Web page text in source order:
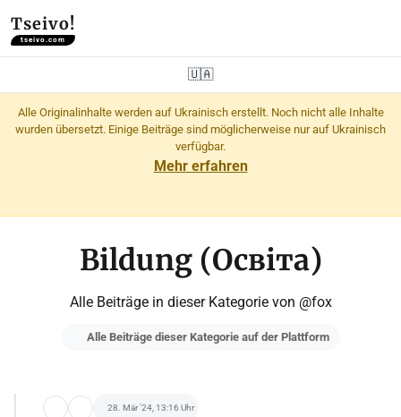
Tseivo!
tseivo.com
🇺🇦
Alle Originalinhalte werden auf Ukrainisch erstellt. Noch nicht alle Inhalte
wurden übersetzt. Einige Beiträge sind möglicherweise nur auf Ukrainisch
verfügbar.
Mehr erfahren
Bildung (Освіта)
Alle Beiträge in dieser Kategorie von @fox
Alle Beiträge dieser Kategorie auf der Plattform
28. Mär '24, 13:16 Uhr